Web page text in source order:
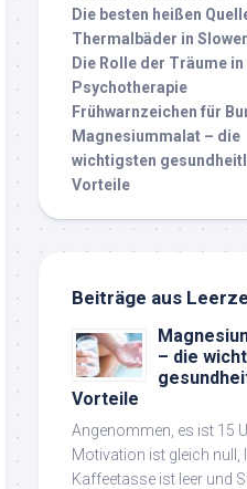
Die besten heißen
Thermalbäder in
Die Rolle der Träume in
Psychotherapie
Frühwarnzeichen für
Magnesiummalat – die
wichtigsten
Vorteile
Beiträge aus
– die
Vorteile
Angenommen, es ist 15
Motivation ist gleich null,
Kaffeetasse ist leer und